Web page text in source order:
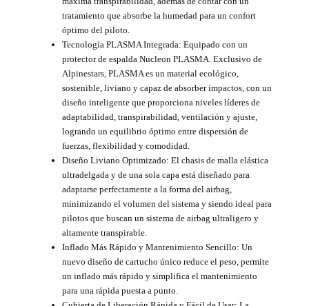
tratamiento que absorbe la humedad para un confort
óptimo del piloto.
Tecnología PLASMA Integrada: Equipado con un
protector de espalda Nucleon PLASMA. Exclusivo de
Alpinestars, PLASMA es un material ecológico,
sostenible, liviano y capaz de absorber impactos, con un
diseño inteligente que proporciona niveles líderes de
adaptabilidad, transpirabilidad, ventilación y ajuste,
logrando un equilibrio óptimo entre dispersión de
fuerzas, flexibilidad y comodidad.
Diseño Liviano Optimizado: El chasis de malla elástica
ultradelgada y de una sola capa está diseñado para
adaptarse perfectamente a la forma del airbag,
minimizando el volumen del sistema y siendo ideal para
pilotos que buscan un sistema de airbag ultraligero y
altamente transpirable.
Inflado Más Rápido y Mantenimiento Sencillo: Un
nuevo diseño de cartucho único reduce el peso, permite
un inflado más rápido y simplifica el mantenimiento
para una rápida puesta a punto.